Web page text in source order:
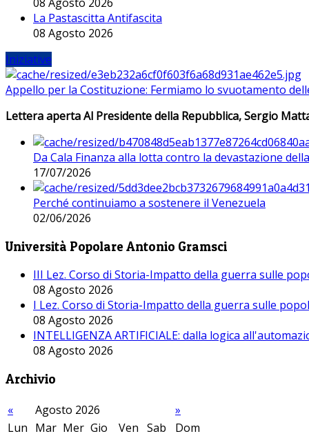
La Pastascitta Antifascita
08 Agosto 2026
Iniziative
Appello per la Costituzione: Fermiamo lo svuotamento
Lettera aperta Al Presidente della Repubblica, Sergio
Da Cala Finanza alla lotta contro la devastazione
17/07/2026
Perché continuiamo a sostenere il Venezuela
02/06/2026
Università Popolare Antonio Gramsci
III Lez. Corso di Storia-Impatto della guerra sulle
08 Agosto 2026
I Lez. Corso di Storia-Impatto della guerra sulle
08 Agosto 2026
INTELLIGENZA ARTIFICIALE: dalla logica
08 Agosto 2026
Archivio
« Agosto 2026
»
Lun Mar Mer Gio Ven Sab
Dom